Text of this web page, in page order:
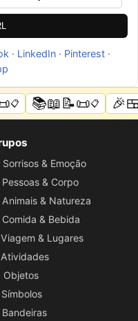
· LinkedIn· Pinterest·
📋 📚📖📝📜📋
Sorrisos & Emoção
Pessoas & Corpo
Animais & Natureza
Comida & Bebida
& Lugares
Atividades
Objetos
Bandeiras